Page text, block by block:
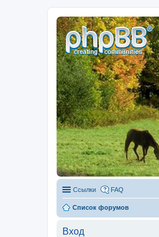
Ссылки FAQ
Список форумов
Вход